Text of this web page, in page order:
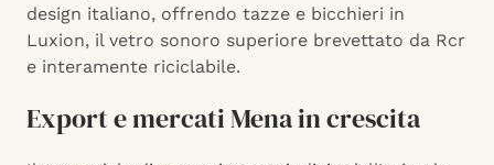
design italiano, offrendo tazze e bicchieri in
Luxion, il vetro sonoro superiore brevettato da Rcr
e interamente riciclabile.
Export e mercati Mena in crescita